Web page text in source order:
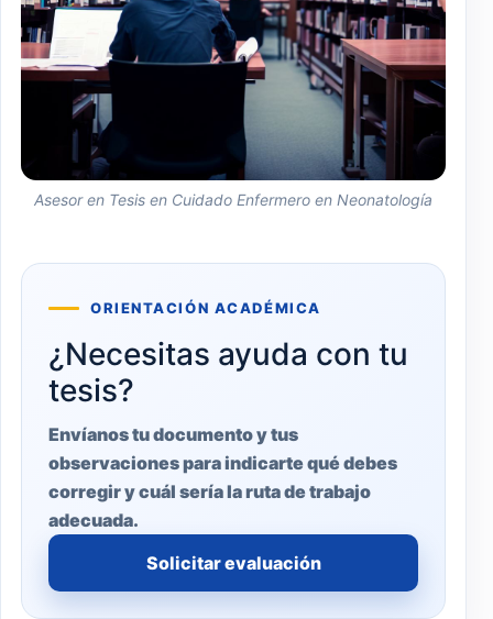
Asesor en Tesis en Cuidado Enfermero en Neonatología
ORIENTACIÓN ACADÉMICA
¿Necesitas ayuda con tu
tesis?
Envíanos tu documento y tus
observaciones para indicarte qué debes
corregir y cuál sería la ruta de trabajo
adecuada.
Solicitar evaluación